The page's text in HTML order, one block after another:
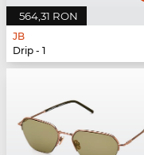
564,31 RON
JB
Drip - 1